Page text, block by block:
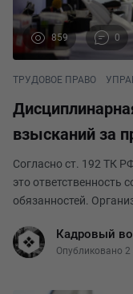
859 0
ТРУДОВОЕ ПРАВО
взысканий за
Согласно ст. 192 ТК
это ответственность
обязанностей.
своим сотрудникам и
Кадровый
Опубликовано 2